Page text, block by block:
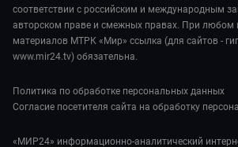
соответствии с российским и международным
авторском праве и смежных правах. При любом
материалов МТРК «Мир» ссылка (для сайтов -
www.mir24.tv) обязательна.
Политика по обработке персональных данных
Согласие посетителя сайта на обработку
«МИР24» информационно-аналитический